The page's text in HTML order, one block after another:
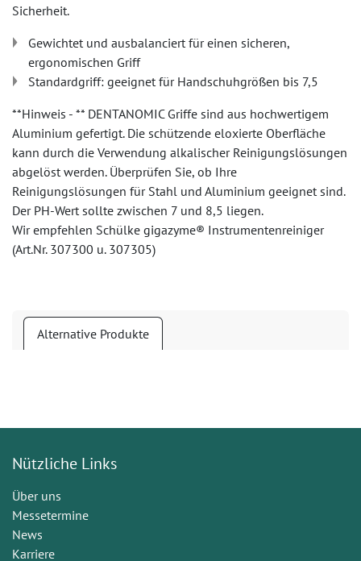
Sicherheit.
Gewichtet und ausbalanciert für einen sicheren,
ergonomischen Griff
Standardgriff: geeignet für Handschuhgrößen bis 7,5
**Hinweis - ** DENTANOMIC Griffe sind aus hochwertigem
Aluminium gefertigt. Die schützende eloxierte Oberfläche
kann durch die Verwendung alkalischer Reinigungslösungen
abgelöst werden. Überprüfen Sie, ob Ihre
Reinigungslösungen für Stahl und Aluminium geeignet sind.
Der PH-Wert sollte zwischen 7 und 8,5 liegen.
Wir empfehlen Schülke gigazyme® Instrumentenreiniger
(Art.Nr. 307300 u. 307305)
Alternative Produkte
Nützliche Links
Über uns
Messetermine
News
Karriere